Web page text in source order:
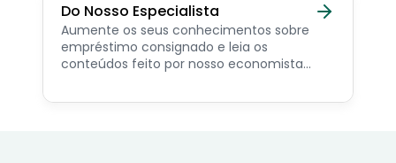
Do Nosso Especialista
Aumente os seus conhecimentos sobre
empréstimo consignado e leia os
conteúdos feito por nosso economista